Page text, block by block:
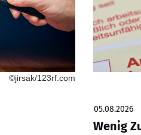
©jirsak/123rf.com
05.08.2026
Wenig